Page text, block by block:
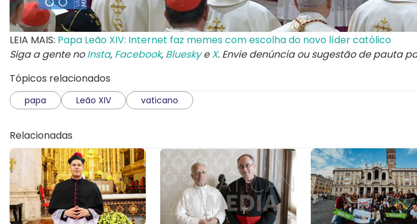
LEIA MAIS: Papa Leão XIV: Internet faz memes com escolha do novo líder católico
Siga a gente noInsta, Facebook, BlueskyeX. Envie denúncia ou sugestão de pauta
Tópicos relacionados
papa Leão XIV vaticano
Relacionadas